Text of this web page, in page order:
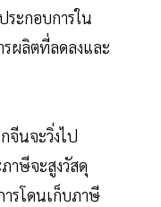
ะกอบการใน
ผลิตที่ลดลงและ
นจะวิ่งไป
าษีจะสูงวัสดุ
ารโดนเก็บภาษี